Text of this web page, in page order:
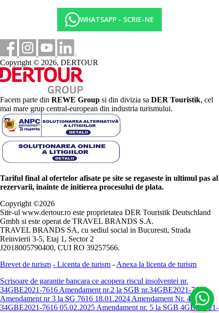
WHATSAPP - SCRIE-NE
Copyright © 2026, DERTOUR
Facem parte din REWE Group si din divizia sa DER Touristik, cel
mai mare grup central-european din industria turismului.
Tariful final al ofertelor afisate pe site se regaseste in ultimul pas al
rezervarii, inainte de initierea procesului de plata.
Copyright ©2026
Site-ul www.dertour.ro este proprietatea DER Touristik Deutschland
Gmbh si este operat de TRAVEL BRANDS S.A.
TRAVEL BRANDS SA, cu sediul social in Bucuresti, Strada
Reinvierii 3-5, Etaj 1, Sector 2
J2018005790400, CUI RO 39257566.
Brevet de turism - Licenta de turism - Anexa la licenta de turism
Scrisoare de garantie bancara ce acopera riscul insolventei nr.
34GBE2021-7616 Amendament nr.2 la SGB nr.34GBE2021-7616
Amendament nr 3 la SG 7616 18.01.2024 Amendament Nr. 4 -
34GBE2021-7616 05.02.2025 Amendament nr. 5 la SGB 4GBE2021-